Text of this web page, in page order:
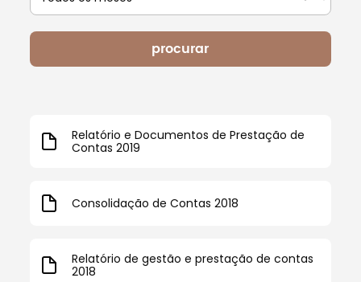
o
mês
procurar
Relatório e Documentos de Prestação de
Contas 2019
Consolidação de Contas 2018
Relatório de gestão e prestação de contas
2018